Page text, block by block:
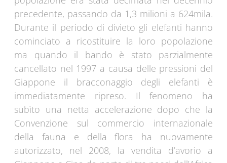
precedente, passando da 1,3 milioni a 624mila.
Durante il periodo di divieto gli elefanti hanno
cominciato a ricostituire la loro popolazione
ma quando il bando è stato parzialmente
cancellato nel 1997 a causa delle pressioni del
Giappone il bracconaggio degli elefanti è
immediatamente ripreso. Il fenomeno ha
subìto una netta accelerazione dopo che la
Convenzione sul commercio internazionale
della fauna e della flora ha nuovamente
autorizzato, nel 2008, la vendita d’avorio a